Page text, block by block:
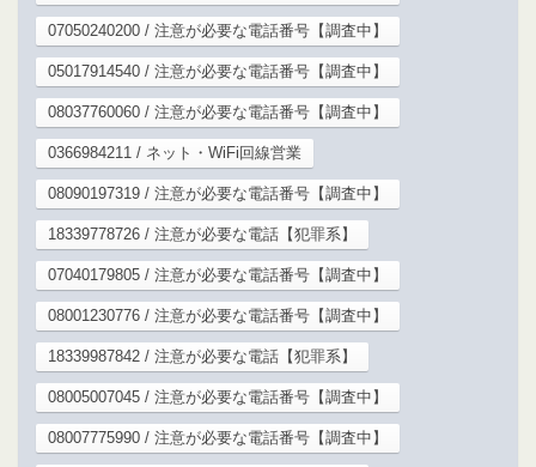
07050240200 / 注意が必要な電話番号【調査中】
05017914540 / 注意が必要な電話番号【調査中】
08037760060 / 注意が必要な電話番号【調査中】
0366984211 / ネット・WiFi回線営業
08090197319 / 注意が必要な電話番号【調査中】
18339778726 / 注意が必要な電話【犯罪系】
07040179805 / 注意が必要な電話番号【調査中】
08001230776 / 注意が必要な電話番号【調査中】
18339987842 / 注意が必要な電話【犯罪系】
08005007045 / 注意が必要な電話番号【調査中】
08007775990 / 注意が必要な電話番号【調査中】